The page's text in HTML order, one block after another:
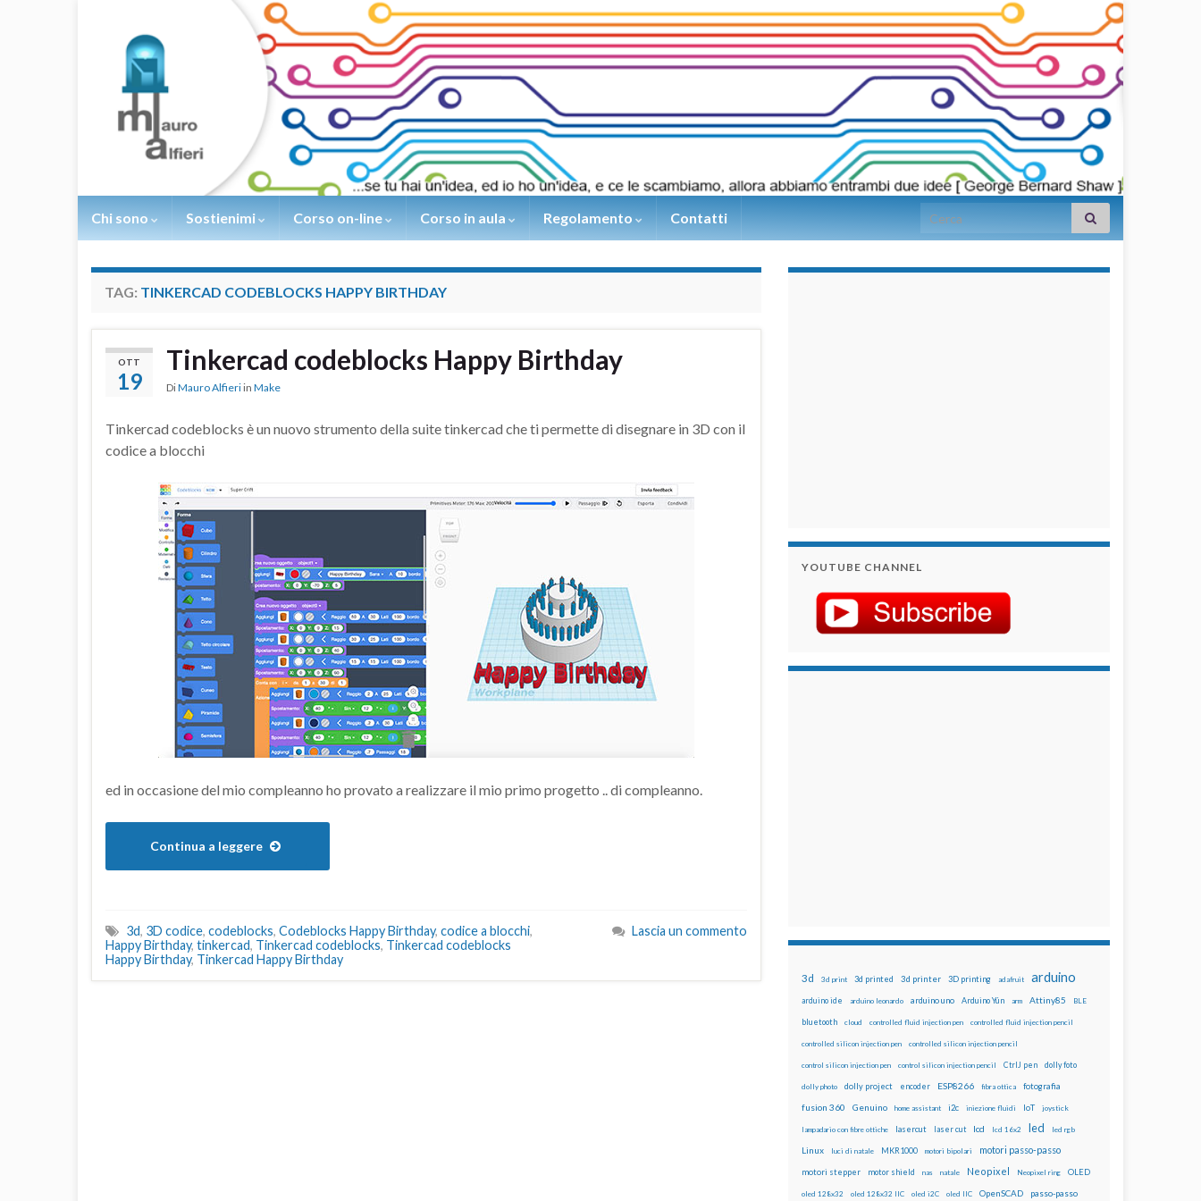
Chi sono Sostienimi Corso on-line Corso in aula Regolamento Contatti Search for:
TAG: TINKERCAD CODEBLOCKS HAPPY BIRTHDAY
OTT
19
Tinkercad codeblocks Happy Birthday
DiMauro Alfieri in Make
Tinkercad codeblocks è un nuovo strumento della suite tinkercad che ti permette di disegnare in 3D con il
codice a blocchi
ed in occasione del mio compleanno ho provato a realizzare il mio primo progetto .. di compleanno.
Continua a leggere
3d, 3D codice, codeblocks, Codeblocks Happy Birthday, codice a blocchi,
Happy Birthday, tinkercad, Tinkercad codeblocks, Tinkercad codeblocks
Happy Birthday, Tinkercad Happy Birthday
Lascia un commento
YOUTUBE CHANNEL
3d 3d print 3d printed 3d printer 3D printing adafruit arduino
arduino ide arduino leonardo arduino uno Arduino Yún arm Attiny85 BLE
bluetooth cloud controlled fluid injection pen controlled fluid injection pencil
controlled silicon injection pen controlled silicon injection pencil
control silicon injection pen control silicon injection pencil CtrlJ pen dolly foto
dolly photo dolly project encoder ESP8266 fibra ottica fotografia
fusion 360 Genuino home assistant i2c iniezione fluidi IoT joystick
lampadario con fibre ottiche lasercut laser cut lcd lcd 16x2 led led rgb
Linux luci di natale MKR1000 motori bipolari motori passo-passo
motori stepper motor shield nas natale Neopixel Neopixel ring OLED
oled 128x32 oled 128x32 IIC oled i2C oled IIC OpenSCAD passo-passo